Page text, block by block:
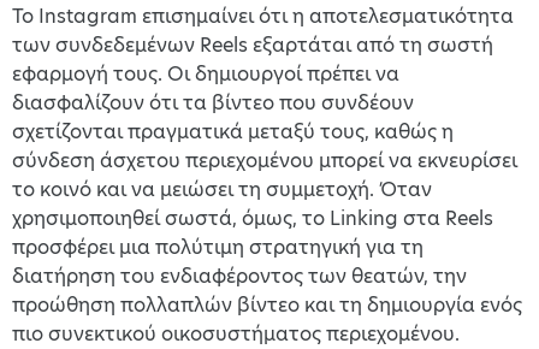
Το Instagram επισημαίνει ότι η αποτελεσματικότητα
των συνδεδεμένων Reels εξαρτάται από τη σωστή
εφαρμογή τους. Οι δημιουργοί πρέπει να
διασφαλίζουν ότι τα βίντεο που συνδέουν
σχετίζονται πραγματικά μεταξύ τους, καθώς η
σύνδεση άσχετου περιεχομένου μπορεί να εκνευρίσει
το κοινό και να μειώσει τη συμμετοχή. Όταν
χρησιμοποιηθεί σωστά, όμως, το Linking στα Reels
προσφέρει μια πολύτιμη στρατηγική για τη
διατήρηση του ενδιαφέροντος των θεατών, την
προώθηση πολλαπλών βίντεο και τη δημιουργία ενός
πιο συνεκτικού οικοσυστήματος περιεχομένου.